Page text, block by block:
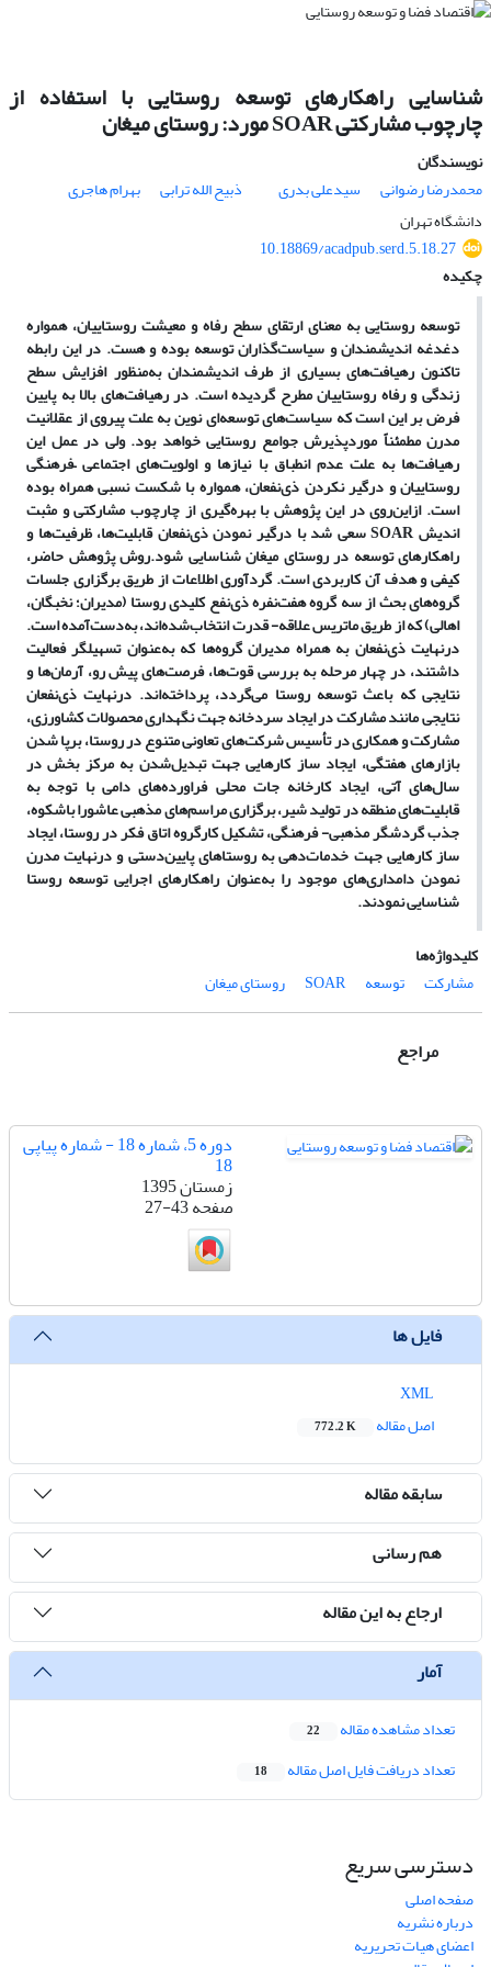
شناسایی راهکارهای توسعه روستایی با استفاده از
چارچوب مشارکتی SOAR مورد: روستای میغان
نویسندگان
محمدرضا رضوانی
سیدعلی بدری ذبیح الله ترابی
بهرام هاجری
دانشگاه تهران
10.18869/acadpub.serd.5.18.27
چکیده
توسعه روستایی به معنای ارتقای سطح رفاه و معیشت روستاییان، همواره
دغدغه­ اندیشمندان و سیاست‌گذاران توسعه بوده و هست. در این رابطه
تاکنون رهیافت‌های بسیاری از طرف اندیشمندان به‌منظور افزایش سطح
زندگی و رفاه روستاییان مطرح‌ گردیده است. در رهیافت‌های بالا به پایین
فرض بر این است که سیاست‌های توسعه‌ای نوین به علت پیروی از عقلانیت
مدرن مطمئناً موردپذیرش جوامع روستایی خواهد بود. ولی در عمل این
رهیافت‌ها به علت عدم انطباق با نیازها و اولویت‌های اجتماعی–فرهنگی
روستاییان و درگیر نکردن ذی‌نفعان، همواره با شکست نسبی همراه بوده
است. ازاین‌روی در این پژوهش با بهره‌گیری از چارچوب مشارکتی و مثبت
اندیشSOARسعی شد با درگیر نمودن ذی‌نفعان قابلیت‌ها، ظرفیت‌ها و
راهکارهای توسعه در روستای میغان شناسایی شود.روش پژوهش حاضر،
کیفی و هدف آن کاربردی است. گردآوری اطلاعات از طریق برگزاری جلسات
گروه‌های بحث از سه گروه هفت‌نفره ذی‌نفع کلیدیروستا (مدیران؛ نخبگان،
اهالی)که از طریق ماتریس علاقه- قدرت انتخاب‌شده‌اند، به‌دست‌آمده است.
درنهایت ذی‌نفعان به همراه مدیران گروه‌ها که به‌عنوان تسهیلگر فعالیت
داشتند، در چهار مرحله به بررسی قوت‌ها، فرصت‌های پیش رو، آرمان‌ها و
نتایجی که باعث توسعه روستا می‌گردد، پرداخته‌اند. درنهایت ذی‌نفعان
نتایجی مانند مشارکت در ایجاد سردخانه جهت نگهداری محصولات کشاورزی،
مشارکت و همکاری در تأسیس شرکت‌های تعاونی متنوع در روستا، برپا شدن
بازارهای هفتگی، ایجاد ساز کارهایی جهت تبدیل‌شدن به مرکز بخش در
سال‌های آتی، ایجاد کارخانه جات محلی فراورده‌های دامی با توجه به
قابلیت‌های منطقه در تولید شیر، برگزاری مراسم‌های مذهبی عاشورا باشکوه،
جذب گردشگر مذهبی- فرهنگی، تشکیل کارگروه اتاق فکر در روستا، ایجاد
ساز کارهایی جهت خدمات‌دهی به روستاهای پایین‌دستی و درنهایت مدرن
نمودن دامداری‌های موجود را به‌عنوان راهکارهای اجرایی توسعه روستا
شناسایی نمودند.
کلیدواژه‌ها
مشارکت
توسعه SOAR روستای میغان‌‌‌‌
مراجع
دوره 5، شماره 18 - شماره پیاپی
18
زمستان 1395
صفحه27-43
فایل ها
اصل مقاله
772.2 K
سابقه مقاله
هم رسانی
ارجاع به این مقاله
آمار
تعداد مشاهده مقاله 22
تعداد دریافت فایل اصل مقاله 18
دسترسی سریع
صفحه اصلی
درباره نشریه
اعضای هیات تحریریه